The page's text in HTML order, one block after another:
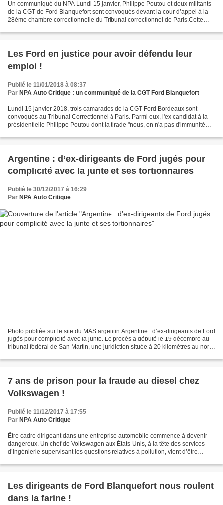
Un communiqué du NPA Lundi 15 janvier, Philippe Poutou et deux militants
de la CGT de Ford Blanquefort sont convoqués devant la cour d’appel à la
28ème chambre correctionnelle du Tribunal correctionnel de Paris.Cette
Les Ford en justice pour avoir défendu leur
emploi !
Publié le 11/01/2018 à 08:37
Par NPA Auto Critique : un communiqué de la CGT Ford Blanquefort
Lundi 15 janvier 2018, trois camarades de la CGT Ford Bordeaux sont
convoqués au Tribunal Correctionnel à Paris. Parmi eux, l'ex candidat à la
présidentielle Philippe Poutou dont la tirade "nous, on n'a pas d'immunité
Argentine : d’ex-dirigeants de Ford jugés pour
complicité avec la junte et ses tortionnaires
Publié le 30/12/2017 à 16:29
Par NPA Auto Critique
Photo publiée sur le site du MAS argentin Argentine : d’ex-dirigeants de Ford
jugés pour complicité avec la junte. Le procès a débuté le 19 décembre au
tribunal fédéral de San Martin, une juridiction située à 20 kilomètres au nord
7 ans de prison pour la fraude au diesel chez
Volkswagen !
Publié le 11/12/2017 à 17:55
Par NPA Auto Critique
Être cadre dirigeant dans une entreprise automobile commence à devenir
dangereux. Un chef de Volkswagen aux États-Unis, à la tête des services
d’ingénierie supervisant les questions relatives à pollution, vient d’être
Les dirigeants de Ford Blanquefort nous roulent
dans la farine !